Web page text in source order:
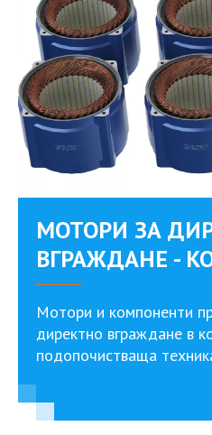
МОТОРИ ЗА
ВГРАЖДАНЕ -
Мотори и компоненти
директно вграждане в
подопочистваща